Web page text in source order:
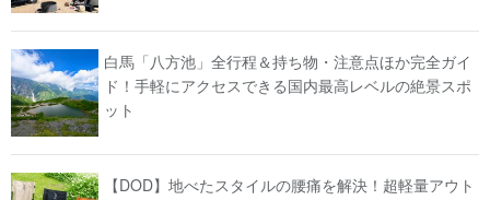
白馬「八方池」全行程＆持ち物・注意点ほか完全ガイ
ド！手軽にアクセスできる国内最高レベルの絶景スポ
ット
【DOD】地べたスタイルの腰痛を解決！超軽量アウト